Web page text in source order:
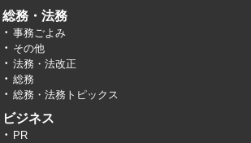
総務・法務
事務ごよみ
その他
法務・法改正
総務
総務・法務トピックス
ビジネス
PR